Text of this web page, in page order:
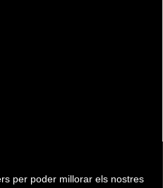
per poder millorar els nostres